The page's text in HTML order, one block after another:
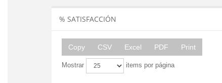
% SATISFACCIÓN
Copy CSV Excel PDF Print
Mostrar items por página